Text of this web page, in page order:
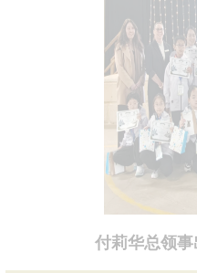
付莉华总领